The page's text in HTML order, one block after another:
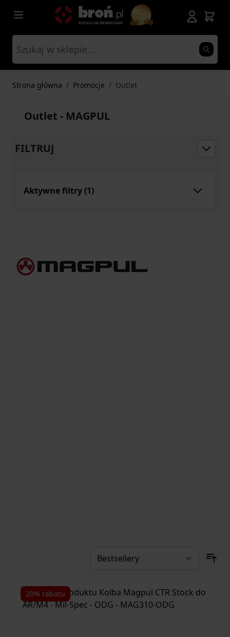
Przejdź do treści
Strona główna / Promocje / Outlet
Outlet - MAGPUL
FILTRUJ
Aktywne filtry (1)
20% rabatu